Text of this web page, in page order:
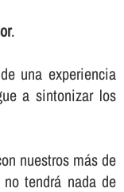
.
una experiencia
a sintonizar los
nuestros más de
tendrá nada de